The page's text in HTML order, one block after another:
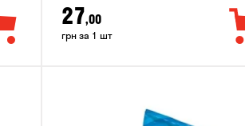
27,00
грн за 1 шт